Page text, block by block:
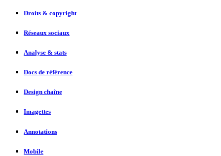
Droits & copyright
Réseaux sociaux
Analyse & stats
Docs de référence
Design chaîne
Imagettes
Annotations
Mobile